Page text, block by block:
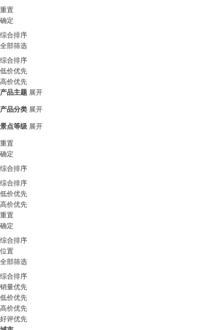
重置
确定
综合排序
全部筛选
综合排序
低价优先
高价优先
产品主题 展开
产品分类 展开
景点等级 展开
重置
确定
综合排序
综合排序
低价优先
高价优先
重置
确定
综合排序
位置
全部筛选
综合排序
销量优先
低价优先
高价优先
好评优先